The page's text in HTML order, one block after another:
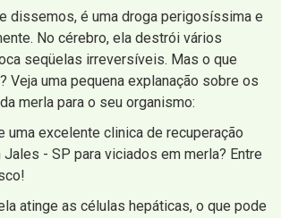
dissemos, é uma droga perigosíssima e
No cérebro, ela destrói vários
seqüelas irreversíveis. Mas o que
Veja uma pequena explanação sobre os
merla para o seu organismo:
uma excelente clinica de recuperação
- SP para viciados em merla? Entre
atinge as células hepáticas, o que pode